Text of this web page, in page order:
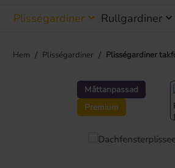
Plisségardiner Rullgardiner
Hem / Plisségardiner / Plisségardiner
Måttanpassad
Premium
Hoppa över bildgalleri